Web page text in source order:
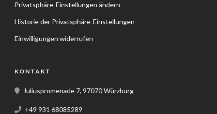
Privatsphäre-Einstellungen ändern
Historie der Privatsphäre-Einstellungen
Einwilligungen widerrufen
KONTAKT
Juliuspromenade 7, 97070 Würzburg
+49 931 68085289